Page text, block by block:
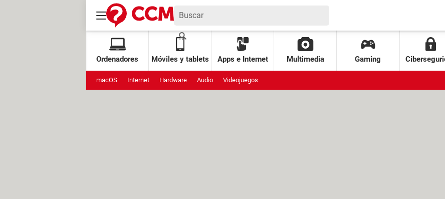
Ordenadores Móviles y tablets Apps e Internet Multimedia Gaming
macOS Internet Hardware Audio Videojuegos